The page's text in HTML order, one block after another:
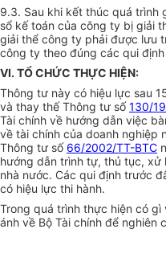
9.3. Sau khi kết thúc quá trình
sổ kế toán của công ty bị giải
giải thể công ty phải được lưu
công ty theo đúng các qui
VI. TỔ CHỨC THỰC HIỆN:
Thông tư này có hiệu lực sau
và thay thế Thông tư số130/
Tài chính về hướng dẫn việc
về tài chính của doanh nghiệp
Thông tư số 66/2002/TT-BTC
hướng dẫn trình tự, thủ tục, xử
nhà nước. Các qui định trước
có hiệu lực thi hành.
Trong quá trình thực hiện có
ánh về Bộ Tài chính để nghiên